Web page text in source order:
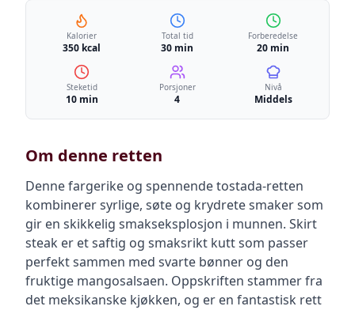
Kalorier
350 kcal
Total tid
30 min
Forberedelse
20 min
Steketid
10 min
Porsjoner
4
Nivå
Middels
Om denne retten
Denne fargerike og spennende tostada-retten
kombinerer syrlige, søte og krydrete smaker som
gir en skikkelig smakseksplosjon i munnen. Skirt
steak er et saftig og smaksrikt kutt som passer
perfekt sammen med svarte bønner og den
fruktige mangosalsaen. Oppskriften stammer fra
det meksikanske kjøkken, og er en fantastisk rett